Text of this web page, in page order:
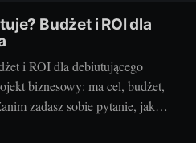
Budżet i ROI dla
i ROI dla debiutującego
biznesowy: ma cel, budżet,
zadasz sobie pytanie, jak
kiedy inwestycja się